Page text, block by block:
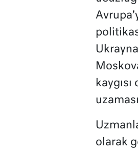
kaygısı
olarak